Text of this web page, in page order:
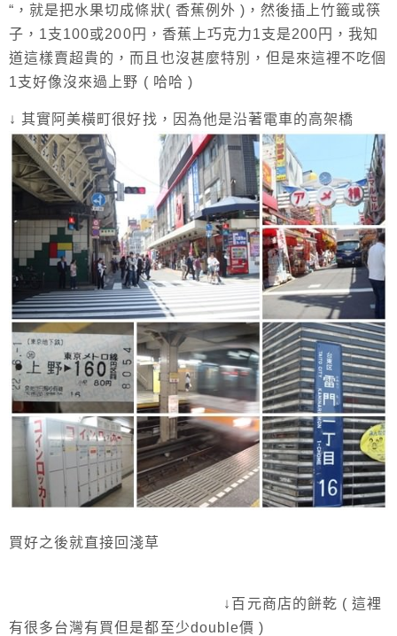
“，就是把水果切成條狀( 香蕉例外 )，然後插上竹籤或筷
子，1支100或200円，香蕉上巧克力1支是200円，我知
道這樣賣超貴的，而且也沒甚麼特別，但是來這裡不吃個
1支好像沒來過上野 ( 哈哈 )
↓ 其實阿美橫町很好找，因為他是沿著電車的高架橋
買好之後就直接回淺草
↓百元商店的餅乾 ( 這裡
有很多台灣有買但是都至少double價 )